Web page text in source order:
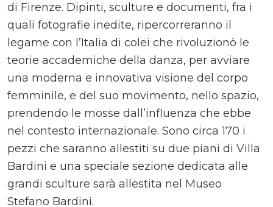
di Firenze. Dipinti, sculture e documenti, fra i
quali fotografie inedite, ripercorreranno il
legame con l’Italia di colei che rivoluzionò le
teorie accademiche della danza, per avviare
una moderna e innovativa visione del corpo
femminile, e del suo movimento, nello spazio,
prendendo le mosse dall’influenza che ebbe
nel contesto internazionale. Sono circa 170 i
pezzi che saranno allestiti su due piani di Villa
Bardini e una speciale sezione dedicata alle
grandi sculture sarà allestita nel Museo
Stefano Bardini.